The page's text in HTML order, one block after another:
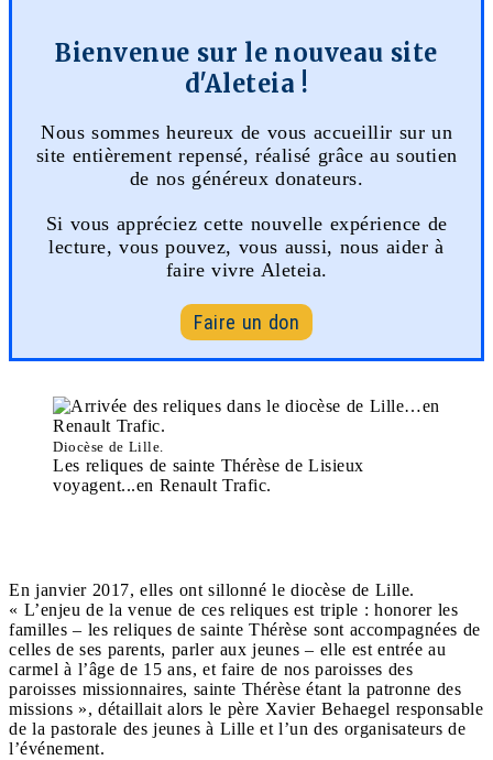
Bienvenue sur le nouveau site
d'Aleteia !
Nous sommes heureux de vous accueillir sur un
site entièrement repensé, réalisé grâce au soutien
de nos généreux donateurs.
Si vous appréciez cette nouvelle expérience de
lecture, vous pouvez, vous aussi, nous aider à
faire vivre Aleteia.
Faire un don
Diocèse de Lille.
Les reliques de sainte Thérèse de Lisieux
voyagent...en Renault Trafic.
En janvier 2017, elles ont sillonné le diocèse de Lille.
« L’enjeu de la venue de ces reliques est triple : honorer les
familles – les reliques de sainte Thérèse sont accompagnées de
celles de ses parents, parler aux jeunes – elle est entrée au
carmel à l’âge de 15 ans, et faire de nos paroisses des
paroisses missionnaires, sainte Thérèse étant la patronne des
missions », détaillait alors le père Xavier Behaegel responsable
de la pastorale des jeunes à Lille et l’un des organisateurs de
l’événement.